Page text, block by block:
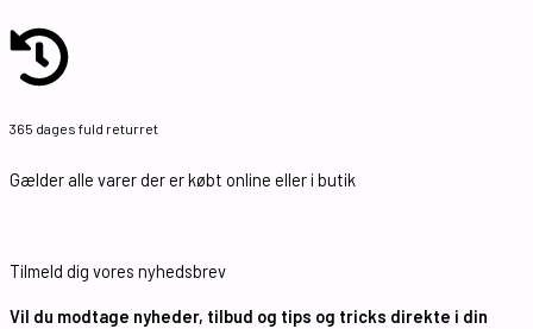
365 dages fuld returret
Gælder alle varer der er købt online eller i butik
Tilmeld dig vores nyhedsbrev
Vil du modtage nyheder, tilbud og tips og tricks direkte i din